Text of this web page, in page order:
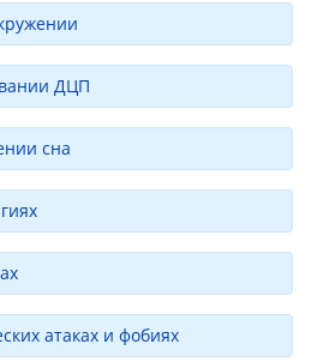
ДЦП
сна
атаках и фобиях